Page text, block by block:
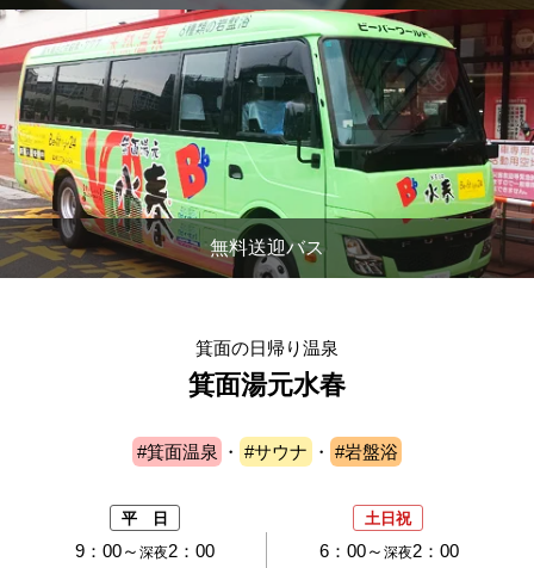
無料送迎バス
箕面の日帰り温泉
箕面湯元水春
#箕面温泉 ・ #サウナ ・ #岩盤浴
平 日 土日祝
9：00～ 深夜2：00 6：00～ 深夜2：00